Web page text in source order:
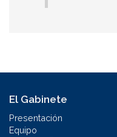
El Gabinete
Presentación
Equipo